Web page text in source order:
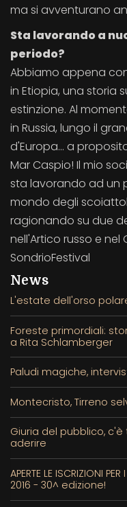
ma si avventurano
Sta lavorando a
periodo?
Abbiamo appena
in Etiopia, una storia
estinzione. Al
in Russia, lungo il
d'Europa... a
Mar Caspio! Il mio
sta lavorando ad un
mondo degli
ragionando su due
nell'Artico russo e nel
SondrioFestival
News
L'estate dell'orso
Foreste primordiali:
a Rita Schlamberger
Paludi magiche,
Montecristo, Tirreno
Giuria del pubblico,
aderire
APERTE LE ISCRIZIONI
2016 - 30^ edizione!